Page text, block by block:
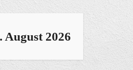
August 2026